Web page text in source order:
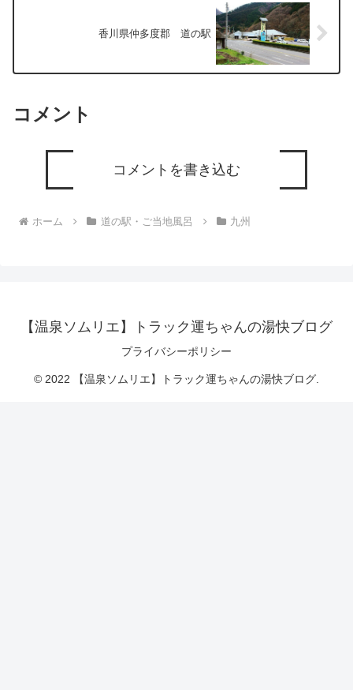
香川県仲多度郡 道の駅
コメント
コメントを書き込む
ホーム 道の駅・ご当地風呂 九州
【温泉ソムリエ】トラック運ちゃんの湯快ブログ
プライバシーポリシー
© 2022 【温泉ソムリエ】トラック運ちゃんの湯快ブログ.